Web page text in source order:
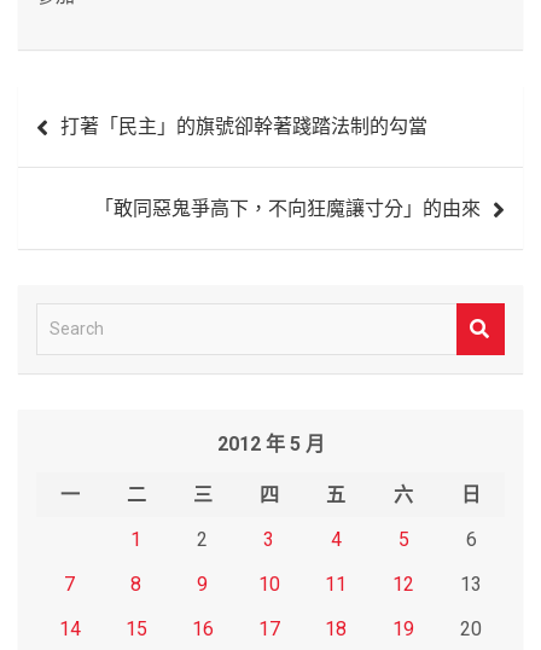
章 打著「民主」的旗號卻幹著踐踏法制的勾當
「敢同惡鬼爭高下，不向狂魔讓寸分」的由來
e
2012 年 5 月
一 二 三 四 五 六
日
1
2 3 4 5
6
7
8 9 10 11 12
13
14
15 16 17 18 19
20